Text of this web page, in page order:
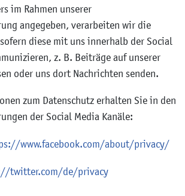
im Rahmen unserer
angegeben, verarbeiten wir die
diese mit uns innerhalb der Social
z. B. Beiträge auf unserer
oder uns dort Nachrichten senden.
zum Datenschutz erhalten Sie in den
der Social Media Kanäle:
www.facebook.com/about/privacy/
twitter.com/de/privacy